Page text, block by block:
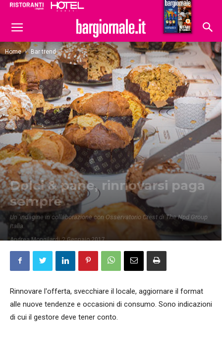
Hoteldomani
Home Bar trend
Dolci & pane, rinnovarsi paga
sempre
Un 'indagine in collaborazione con Osservatorio Crest di The Npd Group
Italia.
Andrea Mongilardi 2 Gennaio 2017
Rinnovare l'offerta, svecchiare il locale, aggiornare il format
alle nuove tendenze e occasioni di consumo. Sono indicazioni
di cui il gestore deve tener conto.